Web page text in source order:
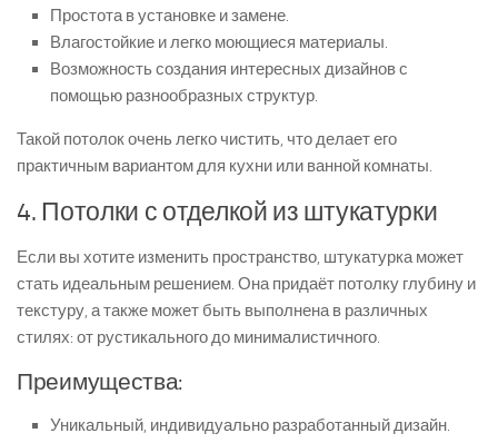
Простота в установке и замене.
Влагостойкие и легко моющиеся материалы.
Возможность создания интересных дизайнов с
помощью разнообразных структур.
Такой потолок очень легко чистить, что делает его
практичным вариантом для кухни или ванной комнаты.
4. Потолки с отделкой из штукатурки
Если вы хотите изменить пространство, штукатурка может
стать идеальным решением. Она придаёт потолку глубину и
текстуру, а также может быть выполнена в различных
стилях: от рустикального до минималистичного.
Преимущества:
Уникальный, индивидуально разработанный дизайн.